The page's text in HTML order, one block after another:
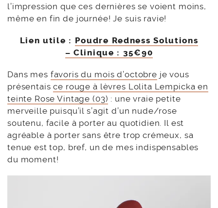
l’impression que ces dernières se voient moins,
même en fin de journée! Je suis ravie!
Lien utile : Poudre Redness Solutions
– Clinique : 35€90
Dans mes favoris du mois d’octobre je vous
présentaisce rouge à lèvres Lolita Lempicka en
teinte Rose Vintage (03) : une vraie petite
merveille puisqu’il s’agit d’un nude/rose
soutenu, facile à porter au quotidien. Il est
agréable à porter sans être trop crémeux, sa
tenue est top, bref, un de mes indispensables
du moment!